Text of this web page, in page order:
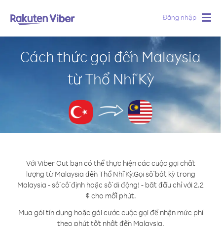
Đăng nhập
Cách thức gọi đến Malaysia
từ Thổ Nhĩ Kỳ
Với Viber Out bạn có thể thực hiện các cuộc gọi chất
lượng từ Malaysia đến Thổ Nhĩ Kỳ.Gọi số bất kỳ trong
Malaysia - số cố định hoặc số di động! - bắt đầu chỉ với 2.2
¢ cho mỗi phút.
Mua gói tín dụng hoặc gói cước cuộc gọi để nhận mức phí
theo phút tốt nhất đến Malaysia.